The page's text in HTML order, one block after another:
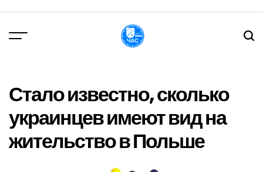
вмісту
Стало известно, сколько
украинцев имеют вид на
жительство в Польше